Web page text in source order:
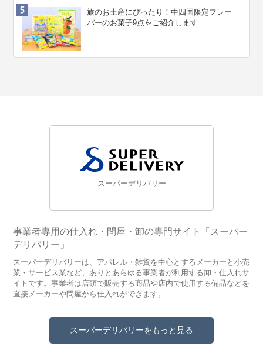
旅のお土産にぴったり！中四国限定フレー
バーのお菓子9点をご紹介します
スーパーデリバリー
事業者専用の仕入れ・問屋・卸の専門サイト「スーパー
デリバリー」
スーパーデリバリーは、アパレル・雑貨を中心とするメーカーと小売
業・サービス業など、ありとあらゆる事業者が利用する卸・仕入れサ
イトです。事業者は店頭で販売する商品や店内で使用する備品などを
直接メーカーや問屋から仕入れができます。
スーパーデリバリーをもっと見る